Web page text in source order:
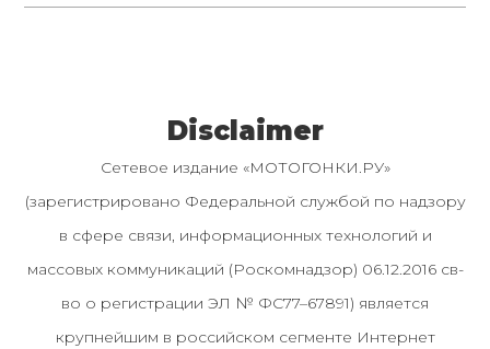
Disclaimer
Сетевое издание «МОТОГОНКИ.РУ»
(зарегистрировано Федеральной службой по надзору
в сфере связи, информационных технологий и
массовых коммуникаций (Роскомнадзор) 06.12.2016 св-
во о регистрации ЭЛ № ФС77–67891) является
крупнейшим в российском сегменте Интернет